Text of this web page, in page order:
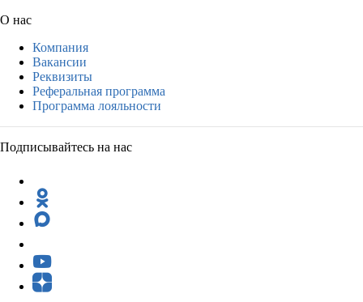
О нас
Компания
Вакансии
Реквизиты
Реферальная программа
Программа лояльности
Подписывайтесь на нас